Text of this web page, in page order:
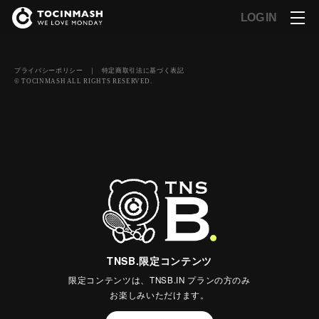
LOG IN
TNSB.限定コンテンツ
限定コンテンツは、TNSB.IN プランの方のみ
お楽しみいただけます。
プライバシーポリシー ｜ 特定商取引法に基づく表記
© TOCINMASH ALL RIGHTS RESERVED.